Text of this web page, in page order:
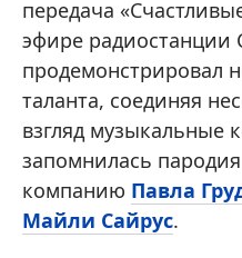
передача
эфире радиостанции
продемонстрировал
таланта, соединяя
взгляд
запомнилась
компанию Павла
Майли Сайрус.